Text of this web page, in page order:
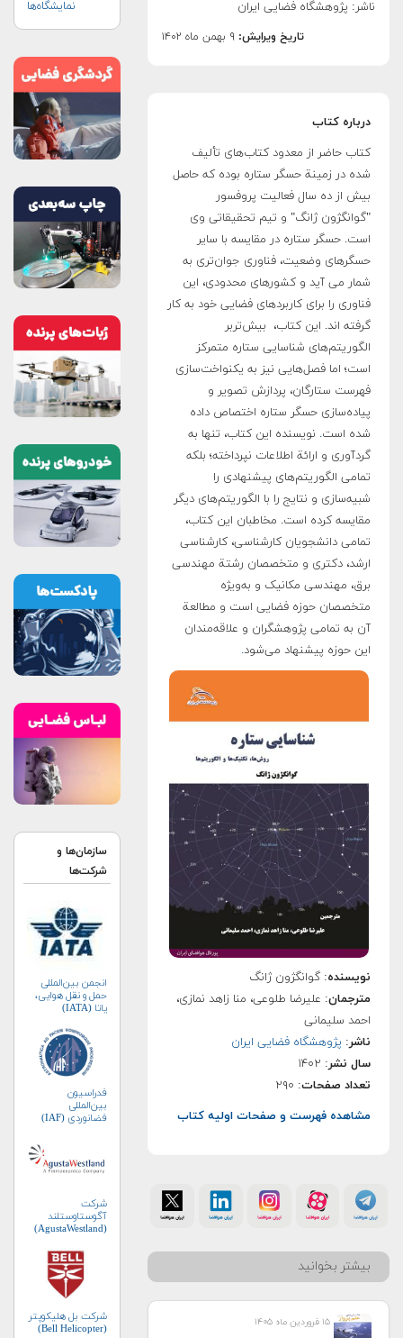
ناشر: پژوهشگاه فضایی ایران
تاریخ ویرایش: ۹ بهمن ماه ۱۴۰۲
درباره کتاب
کتاب حاضر از معدود کتاب‌های تألیف
شده در زمینة حسگر ستاره بوده که حاصل
بیش از ده سال فعالیت پروفسور
"گوانگژون ژانگ" و تیم تحقیقاتی وی
است. حسگر ستاره در مقایسه با سایر
حسگرهای وضعیت، فناوری جوان‌تری به
شمار می آید و کشورهای محدودی، این
فناوری را برای کاربردهای فضایی خود به کار
گرفته اند. این کتاب، بیش‌تربر
الگوریتم‌های شناسایی ستاره متمرکز
است؛ اما فصل‌هایی نیز به یکنواخت‌سازی
فهرست ستارگان، پردازش تصویر و
پیاده‌سازی حسگر ستاره اختصاص داده
شده‌ است. نویسنده این کتاب، تنها به
گردآوری و ارائة اطلاعات نپرداخته؛ بلکه
تمامی الگوریتم‌های پیشنهادی را
شبیه‌سازی و نتایج را با الگوریتم‌های دیگر
مقایسه کرده است. مخاطبان این کتاب،
تمامی دانشجویان کارشناسی، کارشناسی
ارشد، دکتری و متخصصان رشتة مهندسی
برق، مهندسی مکانیک و به‌ویژه
متخصصان حوزه فضایی است و مطالعة
آن به تمامی پژوهشگران و علاقه‌مندان
این حوزه پیشنهاد می‌شود.
نویسنده: گوانگژون ژانگ
مترجمان: علیرضا طلوعی، منا زاهد نمازی،
احمد سلیمانی
ناشر: پژوهشگاه فضایی ایران
سال نشر: ۱۴۰۲
تعداد صفحات: ۲۹۰
مشاهده فهرست و صفحات اولیه کتاب
بیشتر بخوانید
۱۵ فروردین ماه ۱۴۰۵
نمایشگاه‌ها
سازمان‌ها و
شرکت‌ها
انجمن بین‌المللی
حمل و نقل هوایی،
یاتا (IATA)
فدراسیون
بین‌المللی
فضانوردی (IAF)
شرکت
آگوستاوستلند
(AgustaWestland)
شرکت بل هلیکوپتر
(Bell Helicopter)